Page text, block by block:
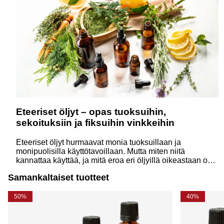
Eteeriset öljyt – opas tuoksuihin,
sekoituksiin ja fiksuihin vinkkeihin
Eteeriset öljyt hurmaavat monia tuoksuillaan ja
monipuolisilla käyttötavoillaan. Mutta miten niitä
kannattaa käyttää, ja mitä eroa eri öljyillä oikeastaan on?
yksinkertaisesti ja innostavasti.
Samankaltaiset tuotteet
50% 40%